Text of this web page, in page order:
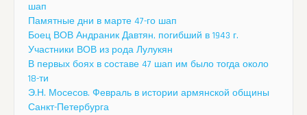
шап
Памятные дни в марте 47-го шап
Боец ВОВ Андраник Давтян, погибший в 1943 г.
Участники ВОВ из рода Лулукян
В первых боях в составе 47 шап им было тогда около
18-ти
Э.Н. Мосесов. Февраль в истории армянской общины
Санкт-Петербурга